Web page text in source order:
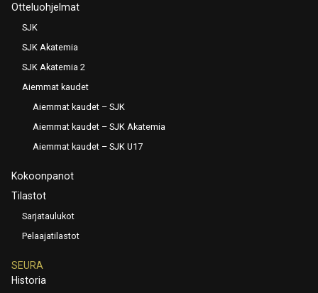
Otteluohjelmat
SJK
SJK Akatemia
SJK Akatemia 2
Aiemmat kaudet
Aiemmat kaudet – SJK
Aiemmat kaudet – SJK Akatemia
Aiemmat kaudet – SJK U17
Kokoonpanot
Tilastot
Sarjataulukot
Pelaajatilastot
SEURA
Historia